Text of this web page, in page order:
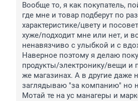
Вообще то, я как покупатель,
где мне и товар подберут по
характеристике/цвету и
хуже/подходит мне или нет, и
ненавязчиво с улыбкой и с
Наверное поэтому я делаю
продукты/электронику/вещи и
же магазинах. А в другие даже
заглядываю "за компанию" но
Мотай те на ус манагеры и